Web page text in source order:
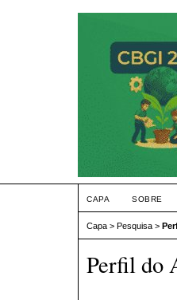
CAPA SOBRE
Capa > Pesquisa >
Perfil do